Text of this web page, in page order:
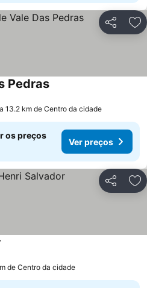
Partilhar
Pedras
a 13.2 km de Centro da cidade
os preços
Ver preços
Partilhar
de Centro da cidade